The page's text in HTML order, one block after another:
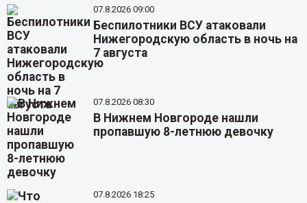
07.8.2026 09:00
Беспилотники ВСУ атаковали
Нижегородскую область в ночь на
7 августа
07.8.2026 08:30
В Нижнем Новгороде нашли
пропавшую 8-летнюю девочку
07.8.2026 18:25